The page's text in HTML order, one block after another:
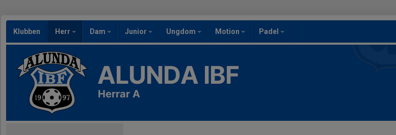
Klubben Herr Dam Junior Ungdom Motion Padel
ALUNDA IBF
Herrar A